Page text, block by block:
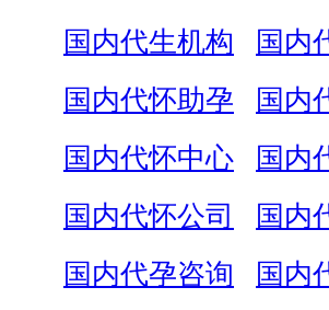
国内代生机构
国内
国内代怀助孕
国内
国内代怀中心
国内
国内代怀公司
国内
国内代孕咨询
国内